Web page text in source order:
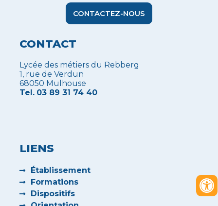
CONTACTEZ-NOUS
CONTACT
Lycée des métiers du Rebberg
1, rue de Verdun
68050 Mulhouse
Tel. 03 89 31 74 40
LIENS
Établissement
Formations
Dispositifs